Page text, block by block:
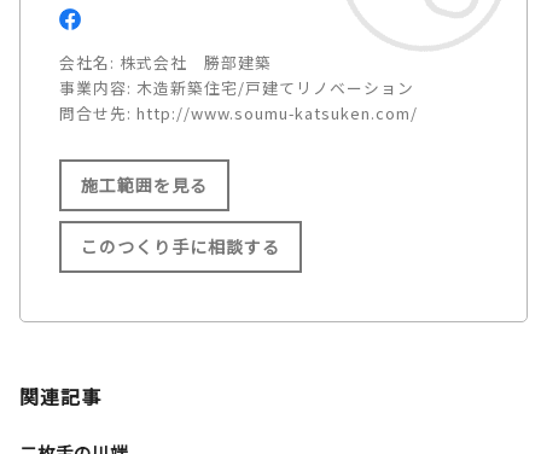
会社名: 株式会社 勝部建築
事業内容: 木造新築住宅/戸建てリノベーション
問合せ先: http://www.soumu-katsuken.com/
施工範囲を見る
施工範囲
このつくり手に相談する
関連記事